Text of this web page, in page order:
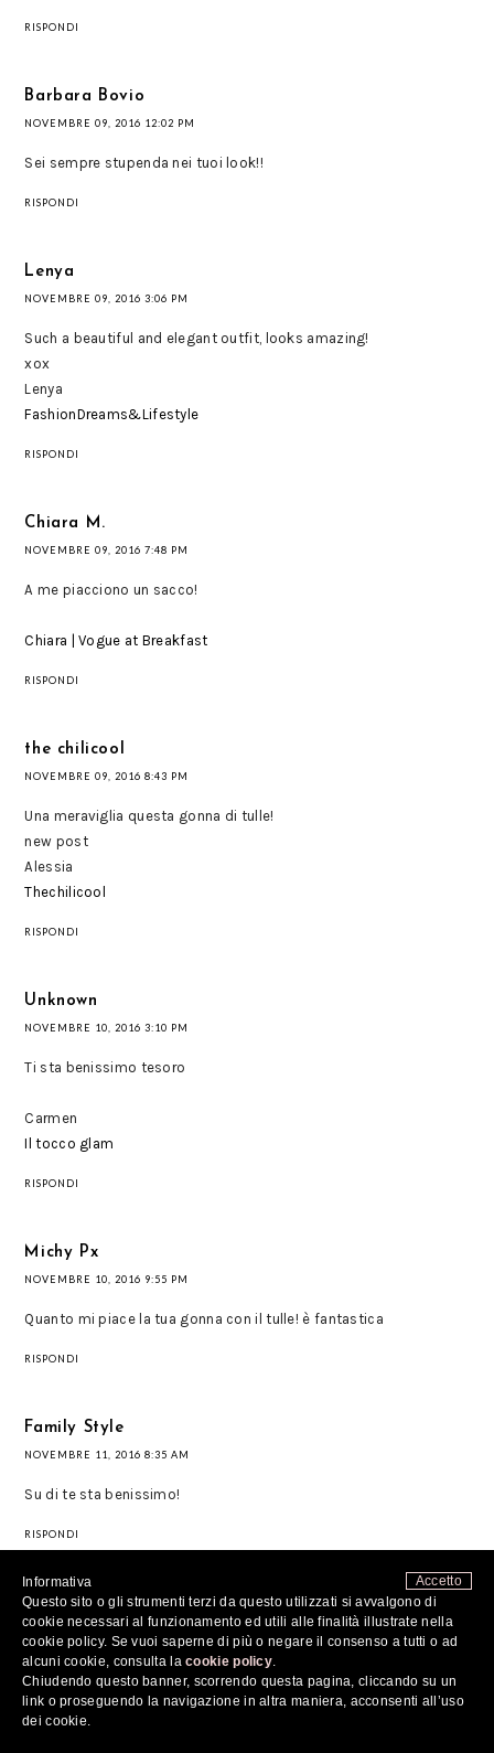
RISPONDI
Barbara Bovio
NOVEMBRE 09, 2016 12:02 PM
Sei sempre stupenda nei tuoi look!!
RISPONDI
Lenya
NOVEMBRE 09, 2016 3:06 PM
Such a beautiful and elegant outfit, looks amazing!
xox
Lenya
FashionDreams&Lifestyle
RISPONDI
Chiara M.
NOVEMBRE 09, 2016 7:48 PM
A me piacciono un sacco!
Chiara | Vogue at Breakfast
RISPONDI
the chilicool
NOVEMBRE 09, 2016 8:43 PM
Una meraviglia questa gonna di tulle!
new post
Alessia
Thechilicool
RISPONDI
Unknown
NOVEMBRE 10, 2016 3:10 PM
Ti sta benissimo tesoro
Carmen
Il tocco glam
RISPONDI
Michy Px
NOVEMBRE 10, 2016 9:55 PM
Quanto mi piace la tua gonna con il tulle! è fantastica
RISPONDI
Family Style
NOVEMBRE 11, 2016 8:35 AM
Su di te sta benissimo!
RISPONDI
Unknown
NOVEMBRE 11, 2016 9:02 AM
Cara questo outfit è strepitoso!!!
Adoro la gonna, sei davvero super chic, il nero poi è sempre di
un'eleganza infinita! Bellissime foto!
Accetto
Informativa
Questo sito o gli strumenti terzi da questo utilizzati si avvalgono di
cookie necessari al funzionamento ed utili alle finalità illustrate nella
cookie policy. Se vuoi saperne di più o negare il consenso a tutti o ad
alcuni cookie, consulta lacookie policy.
Chiudendo questo banner, scorrendo questa pagina, cliccando su un
link o proseguendo la navigazione in altra maniera, acconsenti all’uso
dei cookie.